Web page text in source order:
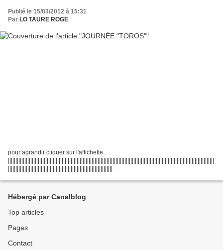
Publié le 15/03/2012 à 15:31
Par LO TAURE ROGE
pour agrandir cliquer sur l'affichette...
||||||||||||||||||||||||||||||||||||||||||||||||||||||||||||||||||||||...
Hébergé par Canalblog
Top articles
Pages
Contact